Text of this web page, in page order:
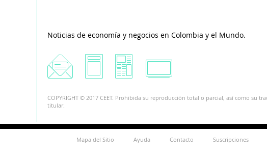
Noticias de economía y negocios en Colombia y el Mundo.
COPYRIGHT © 2017 CEET. Prohibida su reproducción total o parcial, así como su
titular.
Mapa del Sitio Ayuda Contacto Suscripciones